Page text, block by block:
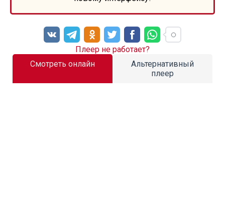
Смотреть онлайн
Альтернативный
плеер
Плеер не работает?